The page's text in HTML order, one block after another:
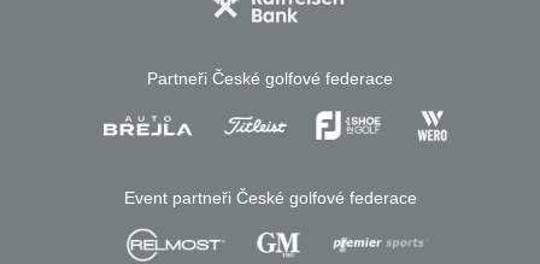
Partneři České golfové federace
Event partneři České golfové federace